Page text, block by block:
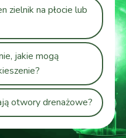
zielnik na płocie lub
jakie mogą
otwory drenażowe?